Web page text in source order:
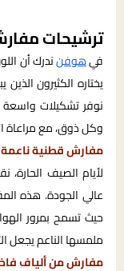
ترشيحات
فيهوفنندرك أن
يختاره الكثيرون
نوفر تشكيلات
وكل ذوق، مع مراعاة
مفارش قطنية
لأيام الصيف الحارة،
عالي الجودة. هذه
حيث تسمح بمرور
ملمسها الناعم يجعل
مفارش من ألياف